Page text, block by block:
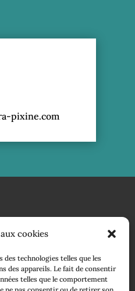
cookies
technologies telles que les
des appareils. Le fait de consentir
telles que le comportement
pixine.com